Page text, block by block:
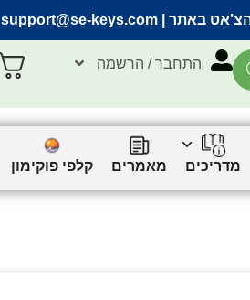
באתר | support@se-keys.com
התחבר / הרשמה
מדריכים מאמרים קלפי פוקימון